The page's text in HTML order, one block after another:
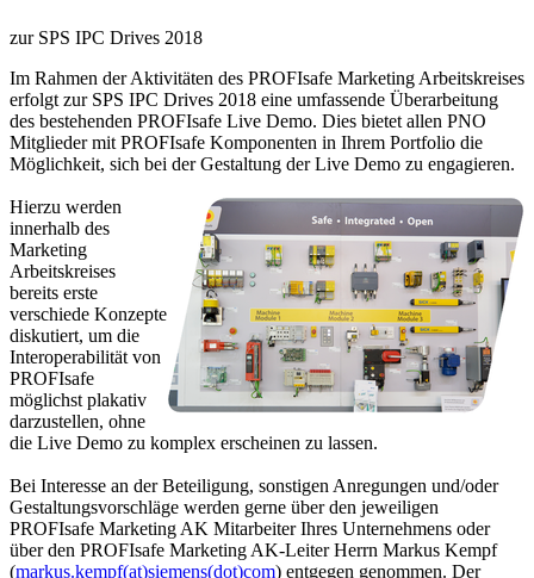
zur SPS IPC Drives 2018
Im Rahmen der Aktivitäten des PROFIsafe Marketing Arbeitskreises
erfolgt zur SPS IPC Drives 2018 eine umfassende Überarbeitung
des bestehenden PROFIsafe Live Demo. Dies bietet allen PNO
Mitglieder mit PROFIsafe Komponenten in Ihrem Portfolio die
Möglichkeit, sich bei der Gestaltung der Live Demo zu engagieren.
Hierzu werden
innerhalb des
Marketing
Arbeitskreises
bereits erste
verschiede Konzepte
diskutiert, um die
Interoperabilität von
PROFIsafe
möglichst plakativ
darzustellen, ohne
die Live Demo zu komplex erscheinen zu lassen.
Bei Interesse an der Beteiligung, sonstigen Anregungen und/oder
Gestaltungsvorschläge werden gerne über den jeweiligen
PROFIsafe Marketing AK Mitarbeiter Ihres Unternehmens oder
über den PROFIsafe Marketing AK-Leiter Herrn Markus Kempf
(markus.kempf(at)siemens(dot)com) entgegen genommen. Der